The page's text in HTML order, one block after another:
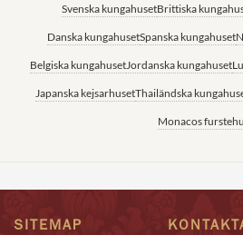
Svenska kungahusetBrittiska
Danska kungahusetSpanska kungahuset
Belgiska kungahusetJordanska kungahuset
Japanska kejsarhusetThailändska
Monacos
SITEMAP